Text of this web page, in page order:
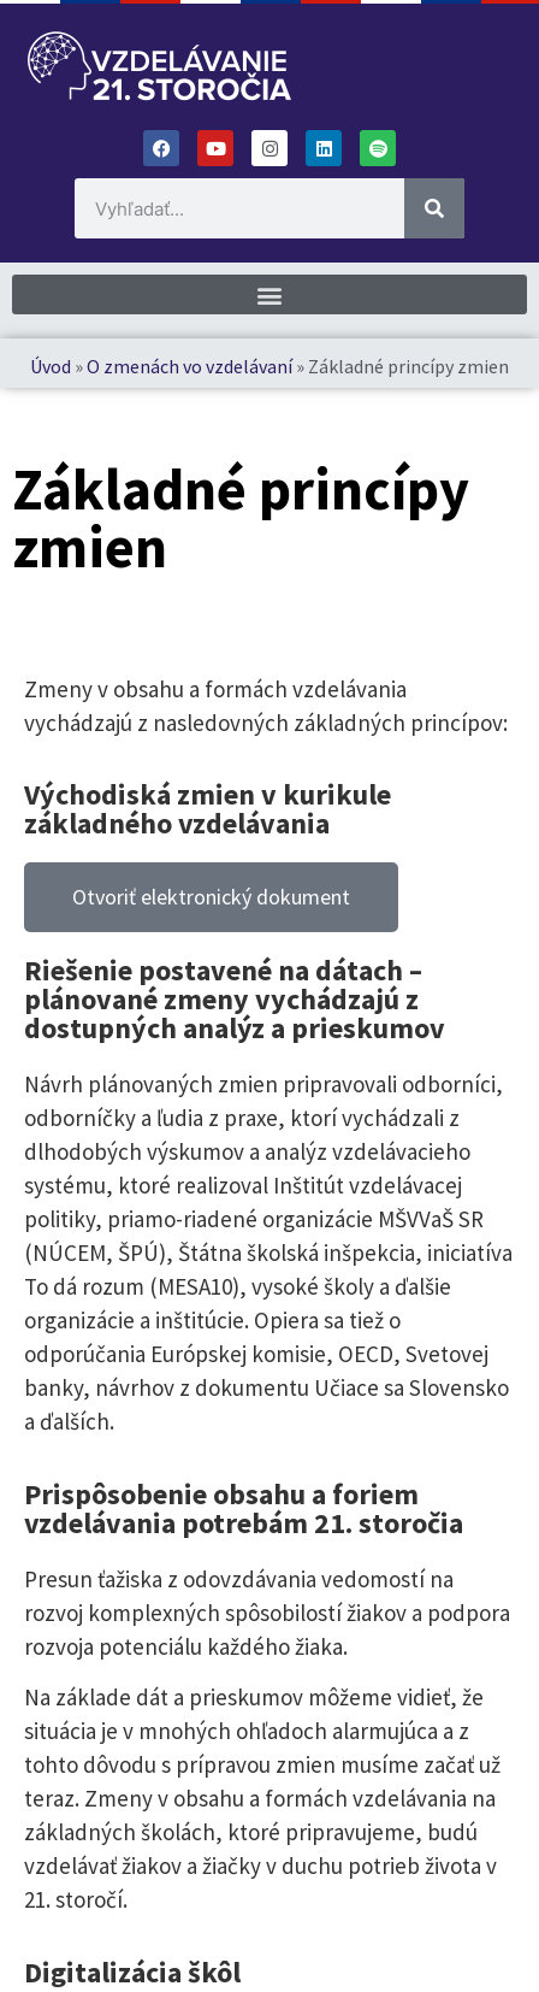
Úvod »O zmenách vo vzdelávaní» Základné princípy zmien
Základné princípy
zmien
Zmeny v obsahu a formách vzdelávania
vychádzajú z nasledovných základných princípov:
Východiská zmien v kurikule
základného vzdelávania
Otvoriť elektronický dokument
Riešenie postavené na dátach –
plánované zmeny vychádzajú z
dostupných analýz a prieskumov
Návrh plánovaných zmien pripravovali odborníci,
odborníčky a ľudia z praxe, ktorí vychádzali z
dlhodobých výskumov a analýz vzdelávacieho
systému, ktoré realizoval Inštitút vzdelávacej
politiky, priamo-riadené organizácie MŠVVaŠ SR
(NÚCEM, ŠPÚ), Štátna školská inšpekcia, iniciatíva
To dá rozum (MESA10), vysoké školy a ďalšie
organizácie a inštitúcie. Opiera sa tiež o
odporúčania Európskej komisie, OECD, Svetovej
banky, návrhov z dokumentu Učiace sa Slovensko
a ďalších.
Prispôsobenie obsahu a foriem
vzdelávania potrebám 21. storočia
Presun ťažiska z odovzdávania vedomostí na
rozvoj komplexných spôsobilostí žiakov a podpora
rozvoja potenciálu každého žiaka.
Na základe dát a prieskumov môžeme vidieť, že
situácia je v mnohých ohľadoch alarmujúca a z
tohto dôvodu s prípravou zmien musíme začať už
teraz. Zmeny v obsahu a formách vzdelávania na
základných školách, ktoré pripravujeme, budú
vzdelávať žiakov a žiačky v duchu potrieb života v
21. storočí.
Digitalizácia škôl